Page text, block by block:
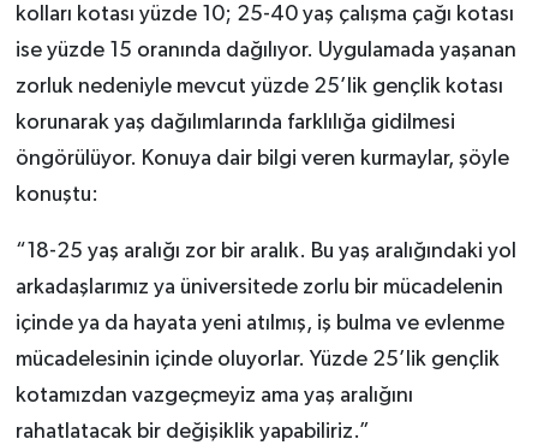
kolları kotası yüzde 10; 25-40 yaş çalışma çağı kotası
ise yüzde 15 oranında dağılıyor. Uygulamada yaşanan
zorluk nedeniyle mevcut yüzde 25’lik gençlik kotası
korunarak yaş dağılımlarında farklılığa gidilmesi
öngörülüyor. Konuya dair bilgi veren kurmaylar, şöyle
konuştu:
“18-25 yaş aralığı zor bir aralık. Bu yaş aralığındaki yol
arkadaşlarımız ya üniversitede zorlu bir mücadelenin
içinde ya da hayata yeni atılmış, iş bulma ve evlenme
mücadelesinin içinde oluyorlar. Yüzde 25’lik gençlik
kotamızdan vazgeçmeyiz ama yaş aralığını
rahatlatacak bir değişiklik yapabiliriz.”